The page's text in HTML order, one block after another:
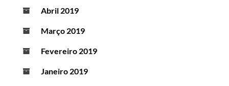
Abril 2019
Março 2019
Fevereiro 2019
Janeiro 2019